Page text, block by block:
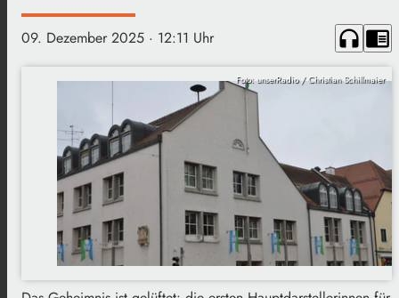
09. Dezember 2025 · 12:11 Uhr headphones chrome_reader_mode
Foto: unserRadio / Christian Schillmaier